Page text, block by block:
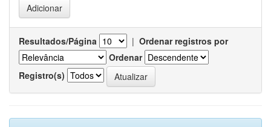
Resultados/Página | Ordenar registros por
Ordenar
Registro(s)